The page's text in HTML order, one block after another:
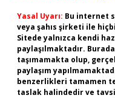
Yasal Uyarı: Bu internet
veya şahıs şirketi ile
Sitede yalnızca kendi
paylaşılmaktadır.
taşımamakta olup,
paylaşım
benzerlikleri tamamen
taslak halindedir ve